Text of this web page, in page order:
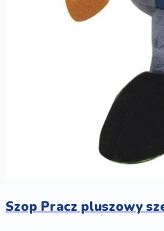
Szop Pracz pluszowy